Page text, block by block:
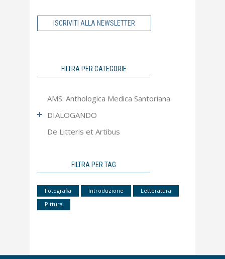
ISCRIVITI ALLA NEWSLETTER
FILTRA PER CATEGORIE
AMS: Anthologica Medica Santoriana
DIALOGANDO
Ultimo Numero
Apocrifa
Contributi
De Litteris et Artibus
FILTRA PER TAG
Fotografia Introduzione
Letteratura
Pittura